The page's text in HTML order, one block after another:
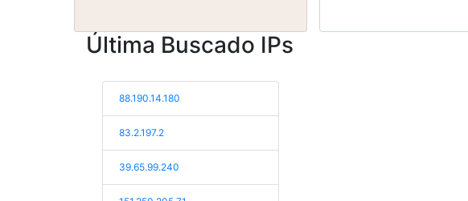
Última Buscado IPs
88.190.14.180
83.2.197.2
39.65.99.240